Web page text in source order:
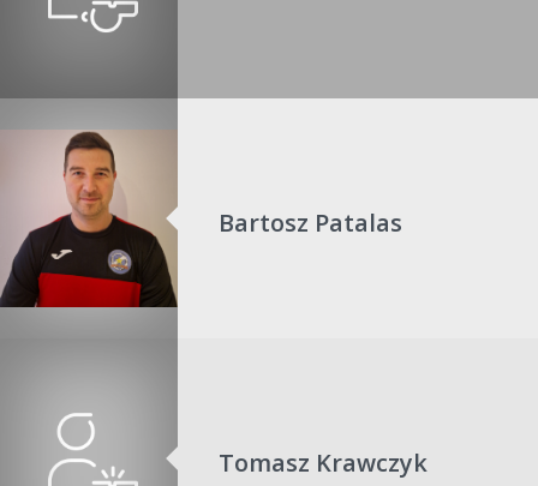
Bartosz Patalas
Tomasz Krawczyk